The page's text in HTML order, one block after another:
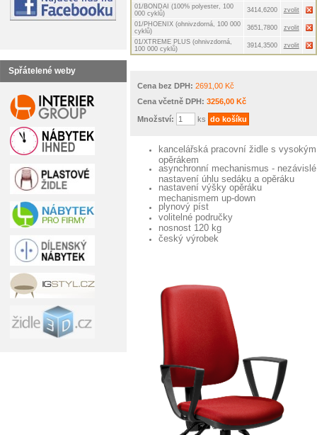
Spřátelené weby
01/BONDAI (100% polyester, 100
000 cyklů)
3414,6200
zvolit
01/PHOENIX (ohnivzdorná, 100 000
cyklů)
3651,7800
zvolit
01/XTREME PLUS (ohnivzdorná,
100 000 cyklů)
3914,3500 zvolit
Cena bez DPH: 2691,00 Kč
Cena včetně DPH: 3256,00 Kč
Množství: ks
kancelářská pracovní židle s vysokým
opěrákem
asynchronní mechanismus - nezávislé
nastavení úhlu sedáku a opěráku
nastavení výšky opěráku
mechanismem up-down
plynový píst
volitelné područky
nosnost 120 kg
český výrobek